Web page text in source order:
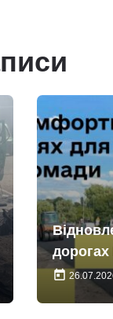
today